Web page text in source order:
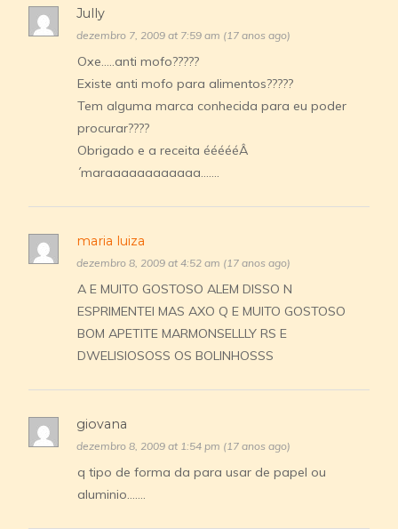
Jully
dezembro 7, 2009 at 7:59 am (17 anos ago)
Oxe…..anti mofo?????
Existe anti mofo para alimentos?????
Tem alguma marca conhecida para eu poder
procurar????
Obrigado e a receita éééééÂ
´maraaaaaaaaaaaa…….
maria luiza
dezembro 8, 2009 at 4:52 am (17 anos ago)
A E MUITO GOSTOSO ALEM DISSO N
ESPRIMENTEI MAS AXO Q E MUITO GOSTOSO
BOM APETITE MARMONSELLLY RS E
DWELISIOSOSS OS BOLINHOSSS
giovana
dezembro 8, 2009 at 1:54 pm (17 anos ago)
q tipo de forma da para usar de papel ou
aluminio…….